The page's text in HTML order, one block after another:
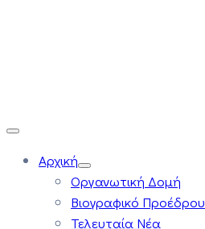
Αρχική
Οργανωτική Δομή
Βιογραφικό Προέδρου
Τελευταία Νέα